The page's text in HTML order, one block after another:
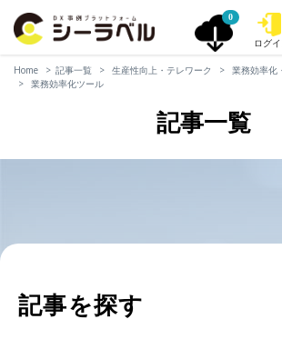
0
ログイ
Home 記事一覧 生産性向上・テレワーク
業務効率化
業務効率化ツール
記事一覧
記事を探す